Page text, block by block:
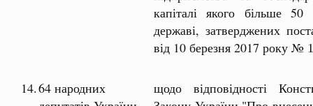
капіталі якого більше 50
державі, затверджених
від 10 березня 2017 року №
14.64 народних
щодо відповідності